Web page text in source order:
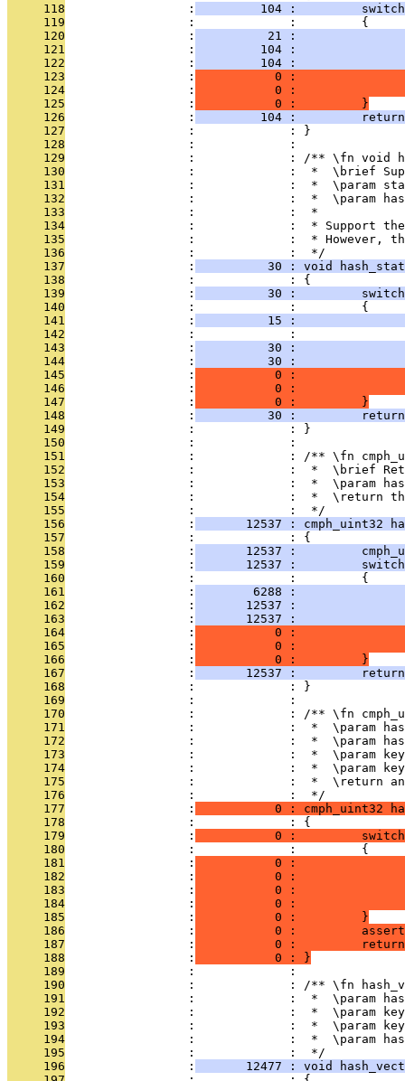
     118
                 :
104 :
     119
                 :             :         {
     120
                 :
21 :
     121
                 :
104 :
     122
                 :
104 :
     123
                 :
0 :
     124
                 :
0 :
     125
                 :
           0 :         }
     126
                 :
104 :
     127
                 :             : }
     128
                 :             :
     129
:             : /** \fn void
     130
:             :  *  \brief
     131
:             :  *  \param
     132
:             :  *  \param
     133
                 :             :  *
     134
:             :  * Support
     135
:             :  * However,
     136
                 :             :  */
     137
                 :
30 : void
     138
                 :             : {
     139
                 :
30 :
     140
                 :             :         {
     141
                 :
15 :
     142
:             :
     143
                 :
30 :
     144
                 :
30 :
     145
                 :
0 :
     146
                 :
0 :
     147
                 :
           0 :         }
     148
                 :
30 :
     149
                 :             : }
     150
                 :             :
     151
:             : /** \fn
     152
:             :  *  \brief
     153
:             :  *  \param
     154
:             :  *  \return
     155
                 :             :  */
     156
                 :
12537 : cmph_uint32
     157
                 :             : {
     158
                 :
12537 :
     159
                 :
12537 :
     160
                 :             :         {
     161
                 :
6288 :
     162
                 :
12537 :
     163
                 :
12537 :
     164
                 :
0 :
     165
                 :
0 :
     166
                 :
           0 :         }
     167
                 :
12537 :
     168
                 :             : }
     169
                 :             :
     170
:             : /** \fn
     171
:             :  *  \param
     172
:             :  *  \param
     173
:             :  *  \param
     174
:             :  *  \param
     175
:             :  *  \return
     176
                 :             :  */
     177
                 :
0 : cmph_uint32
     178
                 :             : {
     179
                 :
0 :
     180
                 :             :         {
     181
                 :
0 :
     182
                 :
0 :
     183
                 :
0 :
     184
                 :
0 :
     185
                 :
           0 :         }
     186
                 :
0 :
     187
                 :
0 :
     188
                 :
           0 : }
     189
                 :             :
     190
:             : /** \fn
     191
:             :  *  \param
     192
:             :  *  \param
     193
:             :  *  \param
     194
:             :  *  \param
     195
                 :             :  */
     196
                 :
12477 : void